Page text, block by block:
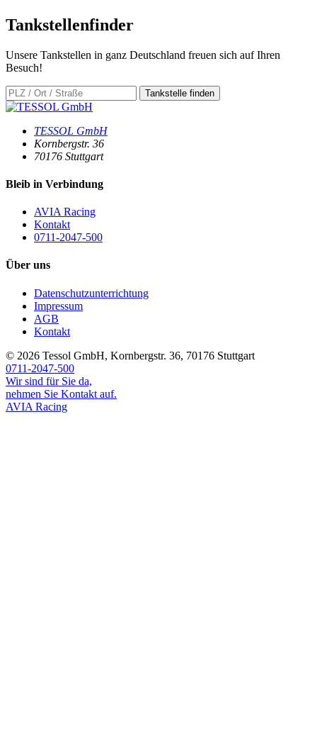
Tankstellenfinder
Unsere Tankstellen in ganz Deutschland freuen sich auf Ihren
Besuch!
Tankstelle finden
TESSOL GmbH
Kornbergstr. 36
70176 Stuttgart
Bleib in Verbindung
AVIA Racing
Kontakt
0711-2047-500
Über uns
Datenschutzunterrichtung
Impressum
AGB
Kontakt
© 2026 Tessol GmbH, Kornbergstr. 36, 70176 Stuttgart
0711-2047-500
Wir sind für Sie da,
nehmen Sie Kontakt auf.
AVIA Racing